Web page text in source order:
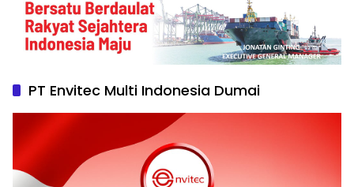
PT Envitec Multi Indonesia Dumai